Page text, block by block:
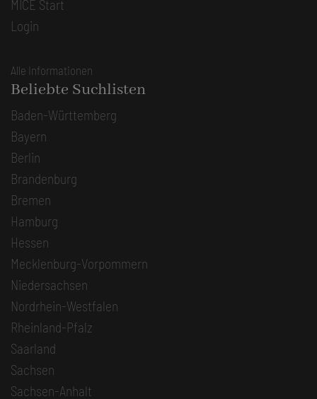
MICE Start
Login
Alle Informationen
Beliebte Suchlisten
Baden-Württemberg
Bayern
Berlin
Brandenburg
Bremen
Hamburg
Hessen
Mecklenburg-Vorpommern
Niedersachsen
Nordrhein-Westfalen
Rheinland-Pfalz
Saarland
Sachsen
Sachsen-Anhalt